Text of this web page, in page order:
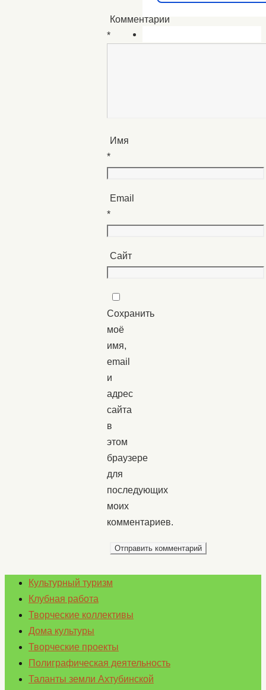
Комментарий
*
Имя
*
Email
*
Сайт
Сохранить
моё
имя,
email
и
адрес
сайта
в
этом
браузере
для
последующих
моих
комментариев.
Культурный туризм
Клубная работа
Творческие коллективы
Дома культуры
Творческие проекты
Полиграфическая деятельность
Таланты земли Ахтубинской